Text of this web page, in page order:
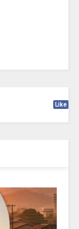
Like